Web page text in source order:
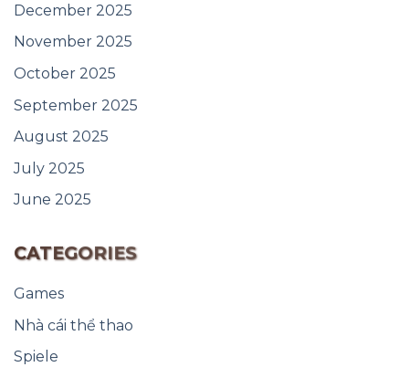
December 2025
November 2025
October 2025
September 2025
August 2025
July 2025
June 2025
CATEGORIES
Games
Nhà cái thể thao
Spiele